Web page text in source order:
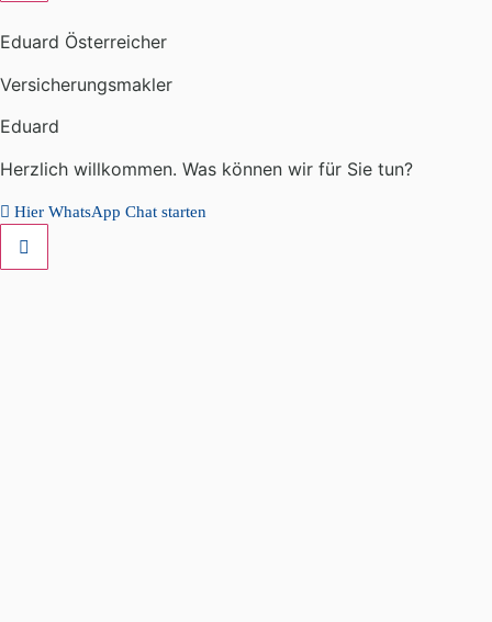
Eduard Österreicher
Versicherungsmakler
Eduard
Herzlich willkommen. Was können wir für Sie tun?
Hier WhatsApp Chat starten